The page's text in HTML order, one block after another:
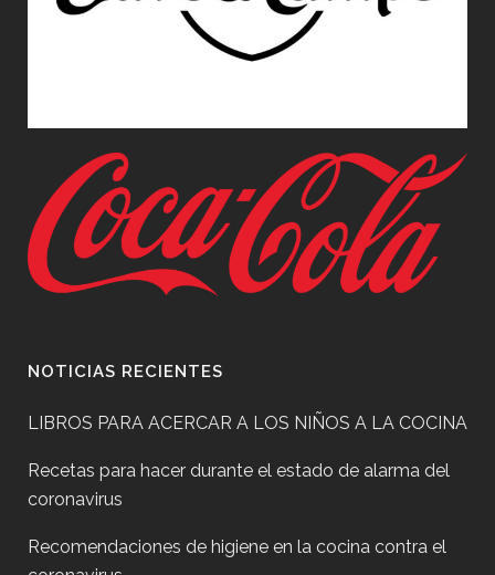
NOTICIAS RECIENTES
LIBROS PARA ACERCAR A LOS NIÑOS A LA COCINA
Recetas para hacer durante el estado de alarma del
coronavirus
Recomendaciones de higiene en la cocina contra el